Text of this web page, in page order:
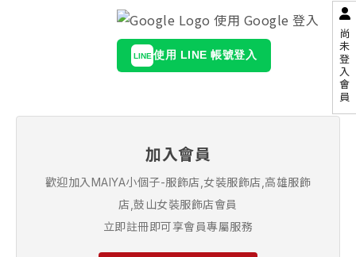
尚
未
登
入
會
員
使用 Google 登入
LINE 使用 LINE 帳號登入
加入會員
歡迎加入MAIYA小個子-服飾店,女裝服飾店,高雄服飾
店,鼓山女裝服飾店會員
立即註冊即可享會員專屬服務